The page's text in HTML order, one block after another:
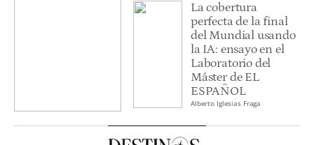
La cobertura
perfecta de la final
del Mundial usando
la IA: ensayo en el
Laboratorio del
Máster de EL
ESPAÑOL
Alberto Iglesias Fraga